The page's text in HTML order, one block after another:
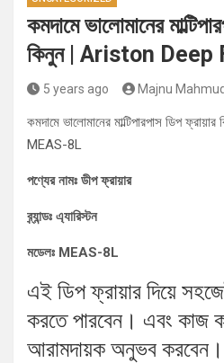
কমদামে ভালোমানের
কিনুন | Ariston
5 years ago Majnu Mahmud
কমদামে ভালোমানের মাল্টিপারপাস ডিপ
MEAS-8L
পণ্যের নামঃ ডীপ ফ্রায়ার
ব্র্যান্ডঃ এ্যারিস্টন
মডেলঃ MEAS-8L
এই ডিপ ফ্রায়ার দিয়ে
করতে পারবেন। এবং কাজ
আরামদায়ক অনুভব করবেন।